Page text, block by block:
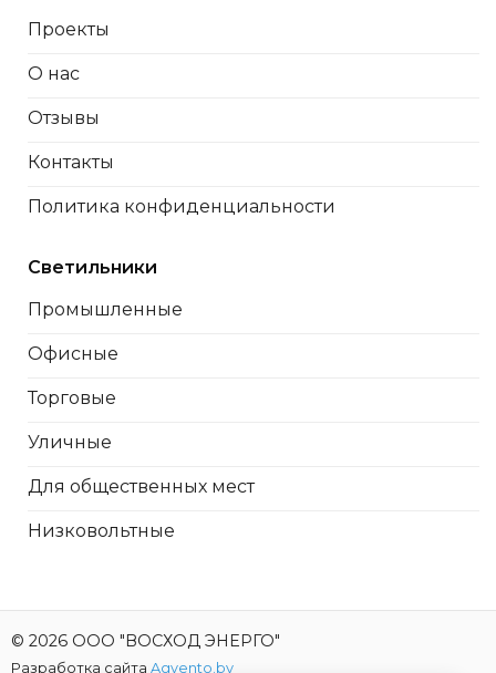
Проекты
О нас
Отзывы
Контакты
Политика конфиденциальности
Светильники
Промышленные
Офисные
Торговые
Уличные
Для общественных мест
Низковольтные
© 2026 ООО "ВОСХОД ЭНЕРГО"
Разработка сайта Agvento.by